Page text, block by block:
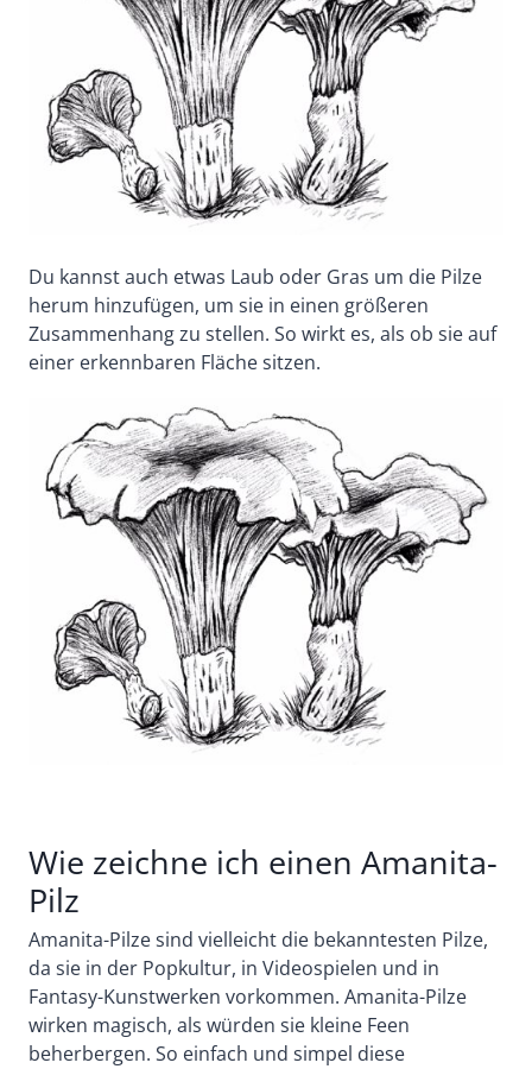
Du kannst auch etwas Laub oder Gras um die Pilze
herum hinzufügen, um sie in einen größeren
Zusammenhang zu stellen. So wirkt es, als ob sie auf
einer erkennbaren Fläche sitzen.
Wie zeichne ich einen Amanita-
Pilz
Amanita-Pilze sind vielleicht die bekanntesten Pilze,
da sie in der Popkultur, in Videospielen und in
Fantasy-Kunstwerken vorkommen. Amanita-Pilze
wirken magisch, als würden sie kleine Feen
beherbergen. So einfach und simpel diese